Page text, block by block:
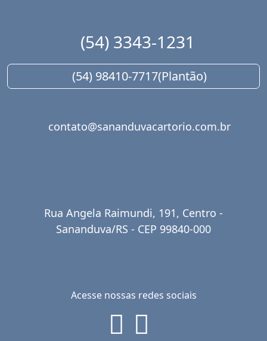
(54) 3343-1231
(54) 98410-7717(Plantão)
contato@sananduvacartorio.com.br
Rua Angela Raimundi, 191, Centro -
Sananduva/RS - CEP 99840-000
Acesse nossas redes sociais